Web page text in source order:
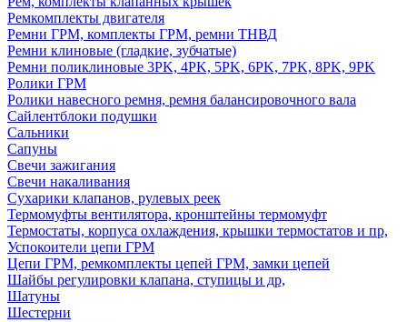
Ремкомплекты двигателя
Ремни ГРМ, комплекты ГРМ, ремни ТНВД
Ремни клиновые (гладкие, зубчатые)
Ремни поликлиновые 3PK, 4PK, 5PK, 6PK, 7PK, 8PK, 9PK
Ролики ГРМ
Ролики навесного ремня, ремня балансировочного вала
Сайлентблоки подушки
Сальники
Сапуны
Свечи зажигания
Свечи накаливания
Сухарики клапанов, рулевых реек
Термомуфты вентилятора, кронштейны термомуфт
Термостаты, корпуса охлаждения, крышки термостатов и пр,
Успокоители цепи ГРМ
Цепи ГРМ, ремкомплекты цепей ГРМ, замки цепей
Шайбы регулировки клапана, ступицы и др,
Шатуны
Шестерни